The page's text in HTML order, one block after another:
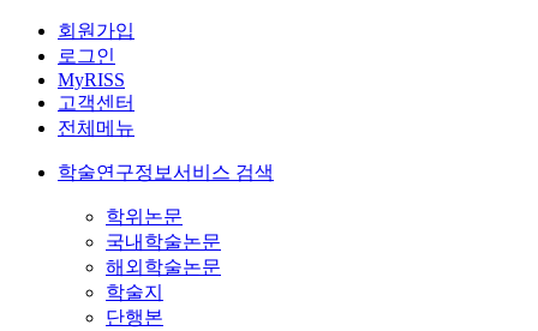
회원가입
로그인
MyRISS
고객센터
전체메뉴
학술연구정보서비스 검색
학위논문
국내학술논문
해외학술논문
학술지
단행본